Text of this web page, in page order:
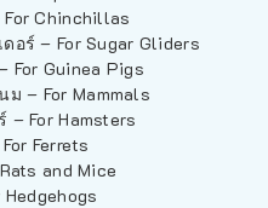
Chinchillas
อร์ – For Sugar Gliders
For Guinea Pigs
ม – For Mammals
– For Hamsters
Ferrets
and Mice